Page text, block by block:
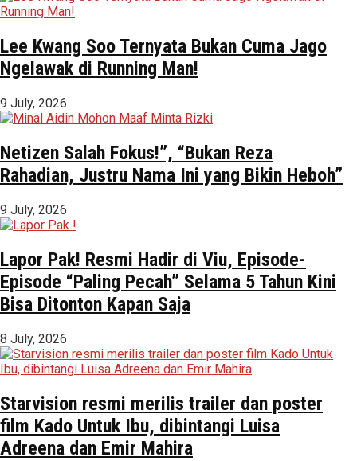
Lee Kwang Soo Ternyata Bukan Cuma Jago
Ngelawak di Running Man!
9 July, 2026
Netizen Salah Fokus!”, “Bukan Reza
Rahadian, Justru Nama Ini yang Bikin Heboh”
9 July, 2026
Lapor Pak! Resmi Hadir di Viu, Episode-
Episode “Paling Pecah” Selama 5 Tahun Kini
Bisa Ditonton Kapan Saja
8 July, 2026
Starvision resmi merilis trailer dan poster
film Kado Untuk Ibu, dibintangi Luisa
Adreena dan Emir Mahira